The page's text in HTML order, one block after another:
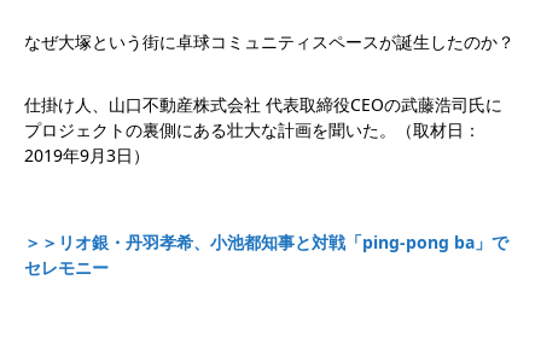
なぜ大塚という街に卓球コミュニティスペースが誕生したのか？
仕掛け人、山口不動産株式会社 代表取締役CEOの武藤浩司氏に
プロジェクトの裏側にある壮大な計画を聞いた。（取材日：
2019年9月3日）
＞＞リオ銀・丹羽孝希、小池都知事と対戦「ping-pong ba」で
セレモニー